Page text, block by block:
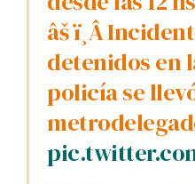
âš ï¸Â
detenidos en
policí­a se